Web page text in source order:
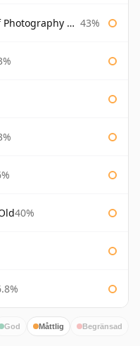
Albert Watson 43%
40%
God Måttlig Begränsad